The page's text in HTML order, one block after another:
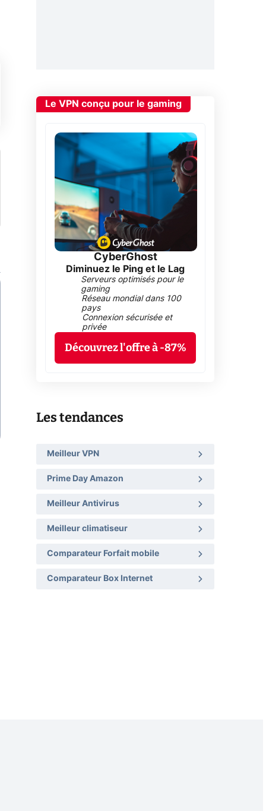
Le VPN conçu pour le gaming
CyberGhost
Diminuez le Ping et le Lag
Serveurs optimisés pour le
gaming
Réseau mondial dans 100
pays
Connexion sécurisée et
privée
Découvrez l'offre à -87%
Les tendances
Meilleur VPN
Prime Day Amazon
Meilleur Antivirus
Meilleur climatiseur
Comparateur Forfait mobile
Comparateur Box Internet